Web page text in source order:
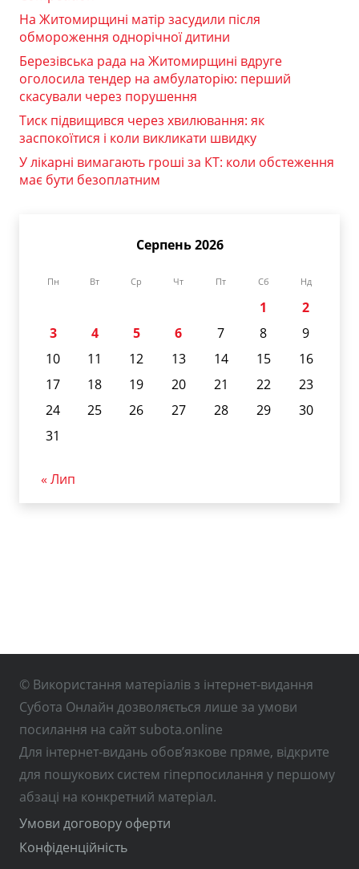
На Житомирщині матір засудили після
обмороження однорічної дитини
Березівська рада на Житомирщині вдруге
оголосила тендер на амбулаторію: перший
скасували через порушення
Тиск підвищився через хвилювання: як
заспокоїтися і коли викликати швидку
У лікарні вимагають гроші за КТ: коли обстеження
має бути безоплатним
Серпень 2026
Пн Вт Ср Чт Пт Сб Нд
1
2
3
4 5 6 7 8
9
10
11 12 13 14 15
16
17
18 19 20 21 22
23
24
25 26 27 28 29
30
31
« Лип
© Використання матеріалів з інтернет-видання
Субота Онлайн дозволяється лише за умови
посилання на сайт subota.online
Для інтернет-видань обов’язкове пряме, відкрите
для пошукових систем гіперпосилання у першому
абзаці на конкретний матеріал.
Умови договору оферти
Конфіденційність